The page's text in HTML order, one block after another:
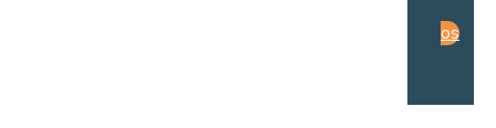
os